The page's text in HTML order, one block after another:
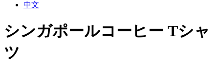
中文
シンガポールコーヒー Tシャ
ツ